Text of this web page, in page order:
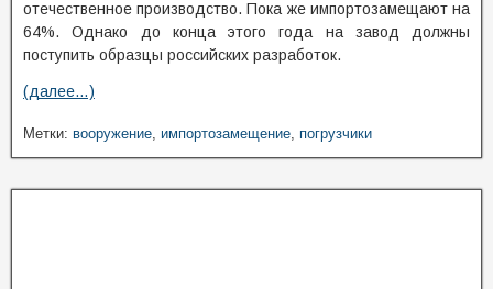
отечественное производство. Пока же импортозамещают на
64%. Однако до конца этого года на завод должны
поступить образцы российских разработок.
(далее…)
Метки: вооружение, импортозамещение, погрузчики